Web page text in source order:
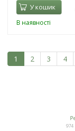
У кошик
В наявності
1 2 3 4